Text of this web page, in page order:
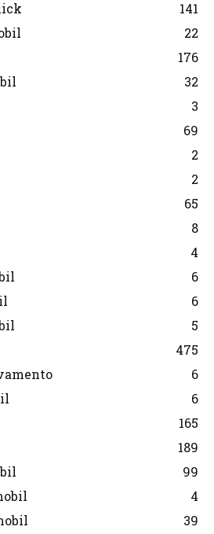
141
22
176
32
3
69
2
2
65
8
4
6
6
5
475
6
6
165
189
99
4
39